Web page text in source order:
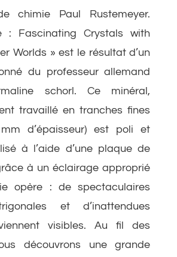
chimie Paul Rustemeyer.
: Fascinating Crystals with
Worlds » est le résultat d’un
du professeur allemand
schorl. Ce minéral,
travaillé en tranches fines
d’épaisseur) est poli et
à l’aide d’une plaque de
à un éclairage approprié
opère : de spectaculaires
et d’inattendues
visibles. Au fil des
découvrons une grande